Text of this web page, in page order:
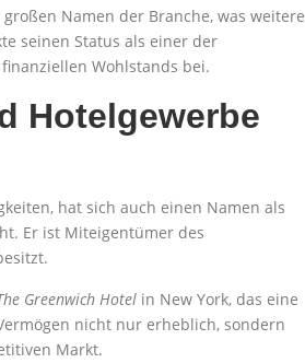
Namen der Branche, was weitere
seinen Status als einer der
Wohlstands bei.
Hotelgewerbe
hat sich auch einen Namen als
Er ist Miteigentümer des
Greenwich Hotel in New York, das eine
nicht nur erheblich, sondern
Markt.